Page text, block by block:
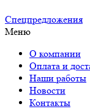
Cпецпредложения
Меню
О компании
Оплата и
Наши работы
Новости
Контакты